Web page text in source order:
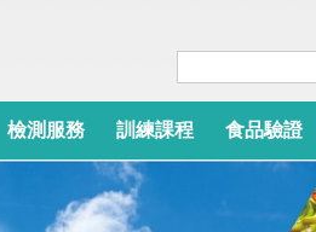
檢測服務 訓練課程 食品驗證